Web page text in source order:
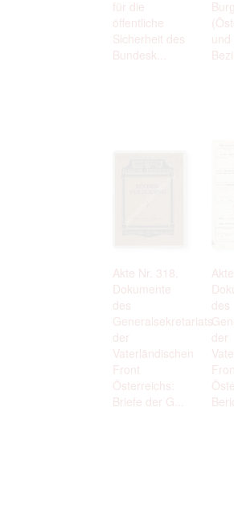
für die
öffentliche
Sicherheit des
Bundesk...
und
Akte Nr. 318.
Dokumente
des
Generalsekretariats
der
Vaterländischen
Front
Österreichs:
Briefe der G...
des
der